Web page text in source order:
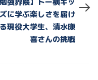
ズに学ぶ楽しさを届け
る現役大学生、清水康
喜さんの挑戦